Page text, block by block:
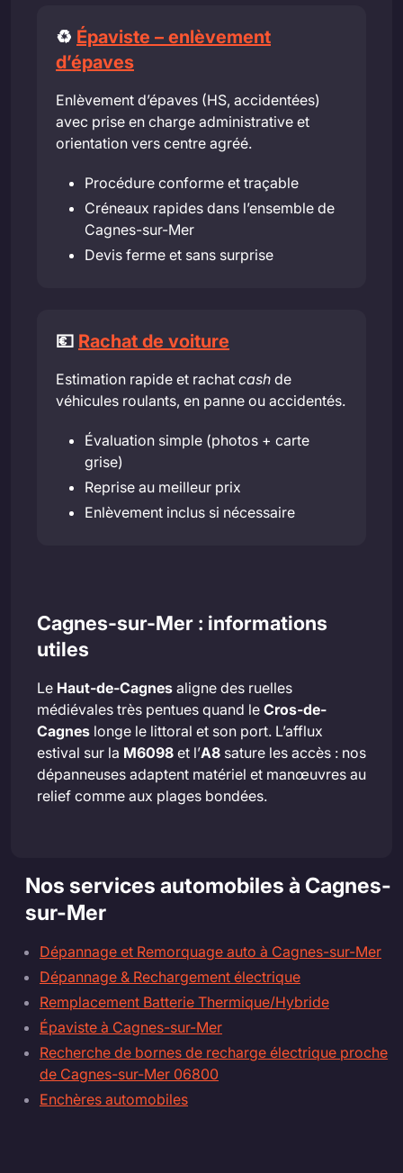
♻️ Épaviste – enlèvement
d’épaves
Enlèvement d’épaves (HS, accidentées)
avec prise en charge administrative et
orientation vers centre agréé.
Procédure conforme et traçable
Créneaux rapides dans l’ensemble de
Cagnes-sur-Mer
Devis ferme et sans surprise
💶 Rachat de voiture
Estimation rapide et rachat cash de
véhicules roulants, en panne ou accidentés.
Évaluation simple (photos + carte
grise)
Reprise au meilleur prix
Enlèvement inclus si nécessaire
Cagnes-sur-Mer : informations
utiles
Le Haut-de-Cagnes aligne des ruelles
médiévales très pentues quand le Cros-de-
Cagnes longe le littoral et son port. L’afflux
estival sur la M6098 et l’A8 sature les accès : nos
dépanneuses adaptent matériel et manœuvres au
relief comme aux plages bondées.
Nos services automobiles à Cagnes-
sur-Mer
Dépannage et Remorquage auto à Cagnes-sur-Mer
Dépannage & Rechargement électrique
Remplacement Batterie Thermique/Hybride
Épaviste à Cagnes-sur-Mer
Recherche de bornes de recharge électrique proche
de Cagnes-sur-Mer 06800
Enchères automobiles